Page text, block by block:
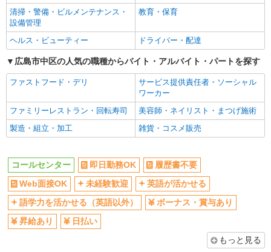
清掃・警備・ビルメンテナンス・
設備管理
教育・保育
ヘルス・ビューティー ドライバー・配達
広島市中区の人気の職種からバイト・アルバイト・パートを探す
ファストフード・デリ
サービス提供責任者・ソーシャル
ワーカー
ファミリーレストラン・回転寿司
美容師・ネイリスト・まつげ施術
製造・組立・加工
雑貨・コスメ販売
コールセンター 即日勤務OK
履歴書不要
Web面接OK
未経験歓迎
英語が活かせる
語学力を活かせる（英語以外）
ボーナス・賞与あり
昇給あり
日払い
もっと見る